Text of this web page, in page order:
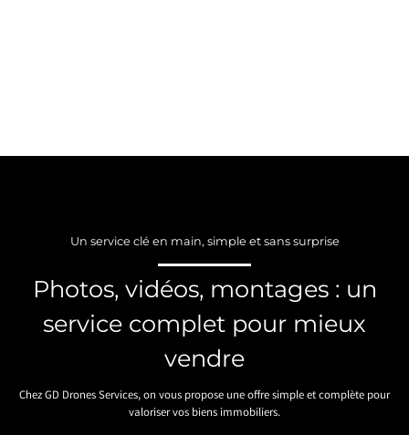
Un service clé en main, simple et sans surprise
Photos, vidéos, montages : un
service complet pour mieux
vendre
Chez GD Drones Services, on vous propose une offre simple et complète pour
valoriser vos biens immobiliers.